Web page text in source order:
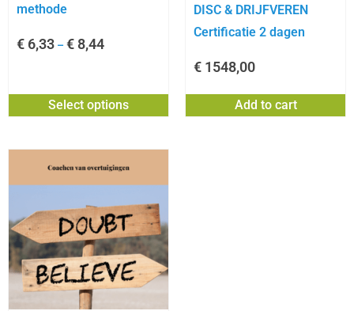
methode
€ 6,33 – € 8,44
Select options
DISC & DRIJFVEREN
Certificatie 2 dagen
€ 1548,00
Add to cart